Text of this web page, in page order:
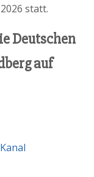
statt.
Deutschen
auf